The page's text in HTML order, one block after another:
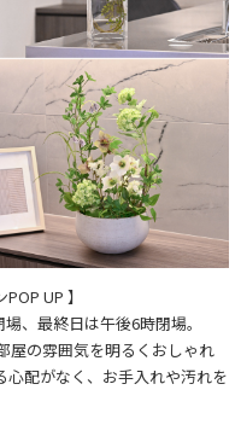
UP 】
、最終日は午後6時閉場。
屋の雰囲気を明るくおしゃれ
心配がなく、お手入れや汚れを